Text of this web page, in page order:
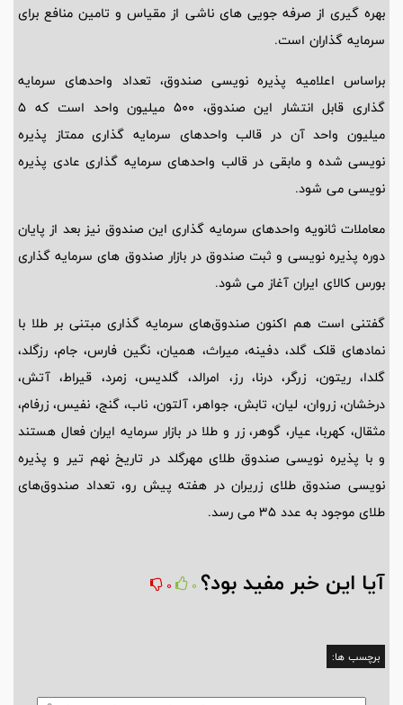
بهره گیری از صرفه جویی های ناشی از مقیاس و تامین منافع برای
سرمایه گذاران است.
براساس اعلامیه پذیره نویسی صندوق، تعداد واحدهای سرمایه
گذاری قابل انتشار این صندوق، 500 میلیون واحد است که 5
میلیون واحد آن در قالب واحدهای سرمایه گذاری ممتاز پذیره
نویسی شده و مابقی در قالب واحدهای سرمایه گذاری عادی پذیره
نویسی می شود.
معاملات ثانویه واحدهای سرمایه گذاری این صندوق نیز بعد از پایان
دوره پذیره نویسی و ثبت صندوق در بازار صندوق های سرمایه گذاری
بورس کالای ایران آغاز می شود.
گفتنی است هم اکنون صندوق‌های سرمایه گذاری مبتنی بر طلا با
نمادهای قلک گلد، دفینه، میراث، همیان، نگین فارس، جام، رزگلد،
گلدا، ریتون، زرگر، درنا، رز، امرالد، گلدیس، زمرد، قیراط، آتش،
درخشان، زروان، لیان، تابش، جواهر، آلتون، ناب، گنج، نفیس، زرفام،
مثقال، کهربا، عیار، گوهر، زر و طلا در بازار سرمایه ایران فعال هستند
و با پذیره نویسی صندوق طلای مهرگلد در تاریخ نهم تیر و پذیره
نویسی صندوق طلای زریران در هفته پیش رو، تعداد صندوق‌های
طلای موجود به عدد 35 می رسد.
آیا این خبر مفید بود؟ 0
0
برچسب ها: